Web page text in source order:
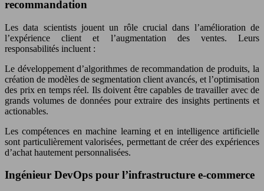
recommandation
Les data scientists jouent un rôle crucial dans l’amélioration de
l’expérience client et l’augmentation des ventes. Leurs
responsabilités incluent :
Le développement d’algorithmes de recommandation de produits, la
création de modèles de segmentation client avancés, et l’optimisation
des prix en temps réel. Ils doivent être capables de travailler avec de
grands volumes de données pour extraire des insights pertinents et
actionables.
Les compétences en machine learning et en intelligence artificielle
sont particulièrement valorisées, permettant de créer des expériences
d’achat hautement personnalisées.
Ingénieur DevOps pour l’infrastructure e-commerce